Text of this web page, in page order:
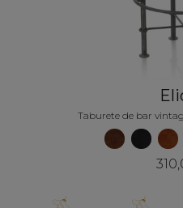
Taburete de bar